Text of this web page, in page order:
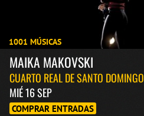
1001 MÚSICAS
MAIKA MAKOVSKI
CUARTO REAL DE SANTO DOMINGO
MIÉ 16 SEP
COMPRAR ENTRADAS